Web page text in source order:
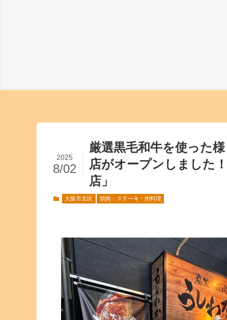
厳選黒毛和牛を使った
店がオープンしました
店」
2025
8/02
大阪市北区 焼肉・ステーキ・肉料理